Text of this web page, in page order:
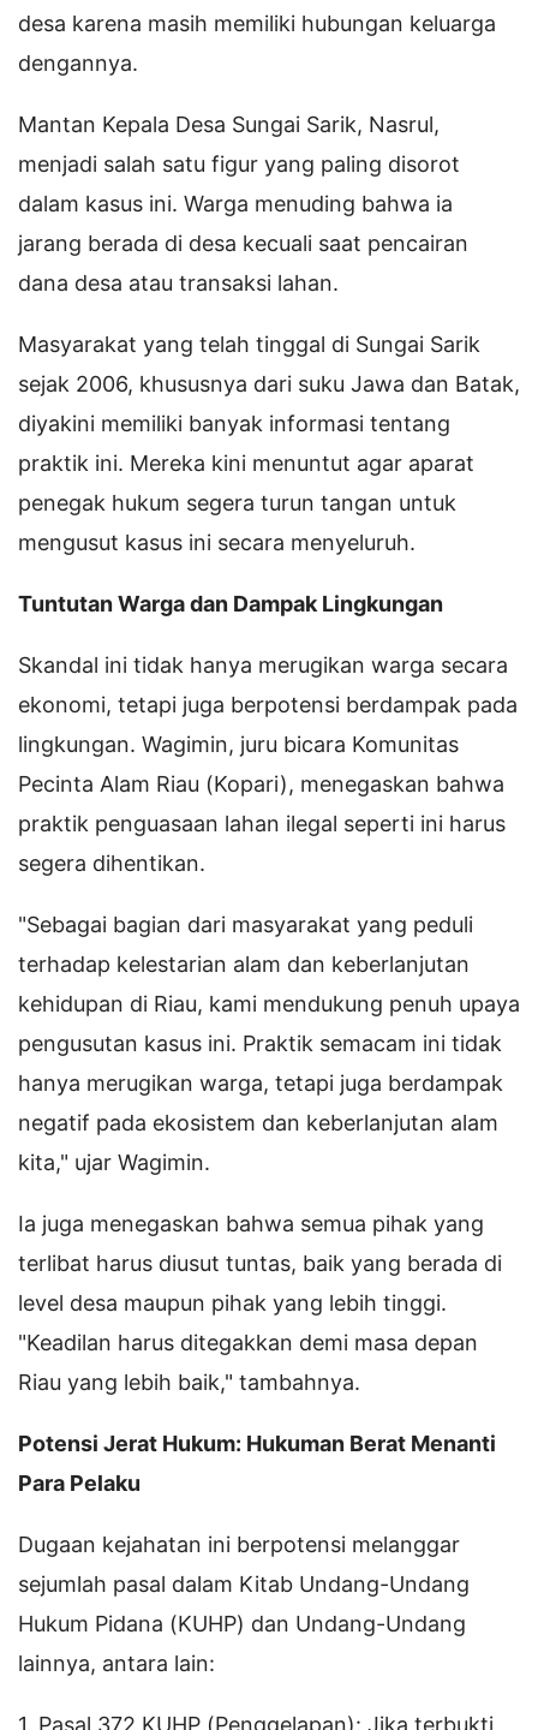
desa karena masih memiliki hubungan keluarga
dengannya.
Mantan Kepala Desa Sungai Sarik, Nasrul,
menjadi salah satu figur yang paling disorot
dalam kasus ini. Warga menuding bahwa ia
jarang berada di desa kecuali saat pencairan
dana desa atau transaksi lahan.
Masyarakat yang telah tinggal di Sungai Sarik
sejak 2006, khususnya dari suku Jawa dan Batak,
diyakini memiliki banyak informasi tentang
praktik ini. Mereka kini menuntut agar aparat
penegak hukum segera turun tangan untuk
mengusut kasus ini secara menyeluruh.
Tuntutan Warga dan Dampak Lingkungan
Skandal ini tidak hanya merugikan warga secara
ekonomi, tetapi juga berpotensi berdampak pada
lingkungan. Wagimin, juru bicara Komunitas
Pecinta Alam Riau (Kopari), menegaskan bahwa
praktik penguasaan lahan ilegal seperti ini harus
segera dihentikan.
"Sebagai bagian dari masyarakat yang peduli
terhadap kelestarian alam dan keberlanjutan
kehidupan di Riau, kami mendukung penuh upaya
pengusutan kasus ini. Praktik semacam ini tidak
hanya merugikan warga, tetapi juga berdampak
negatif pada ekosistem dan keberlanjutan alam
kita," ujar Wagimin.
Ia juga menegaskan bahwa semua pihak yang
terlibat harus diusut tuntas, baik yang berada di
level desa maupun pihak yang lebih tinggi.
"Keadilan harus ditegakkan demi masa depan
Riau yang lebih baik," tambahnya.
Potensi Jerat Hukum: Hukuman Berat Menanti
Para Pelaku
Dugaan kejahatan ini berpotensi melanggar
sejumlah pasal dalam Kitab Undang-Undang
Hukum Pidana (KUHP) dan Undang-Undang
lainnya, antara lain:
1. Pasal 372 KUHP (Penggelapan): Jika terbukti